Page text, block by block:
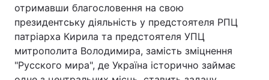
отримавши благословення на свою
президентську діяльність у предстоятеля РПЦ
патріарха Кирила та предстоятеля УПЦ
митрополита Володимира, замість зміцнення
"Русского мира", де Україна історично займає